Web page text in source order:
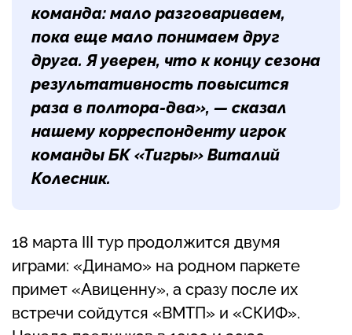
команда: мало разговариваем,
пока еще мало понимаем друг
друга. Я уверен, что к концу сезона
результативность повысится
раза в полтора-два», — сказал
нашему корреспонденту игрок
команды БК «Тигры» Виталий
Колесник.
18 марта III тур продолжится двумя
играми: «Динамо» на родном паркете
примет «Авиценну», а сразу после их
встречи сойдутся «ВМТП» и «СКИФ».